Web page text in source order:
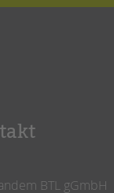
BTL gGmbH